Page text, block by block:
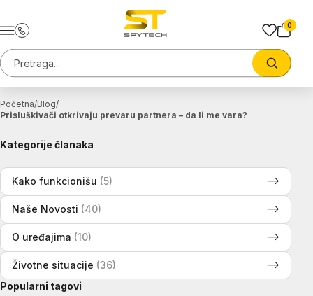
0
Pretraga sajta
Trazi
Početna Blog
Prisluškivači otkrivaju prevaru partnera – da li me vara?
Kategorije članaka
Kako funkcionišu (5)
Naše Novosti (40)
O uređajima (10)
Životne situacije (36)
Popularni tagovi